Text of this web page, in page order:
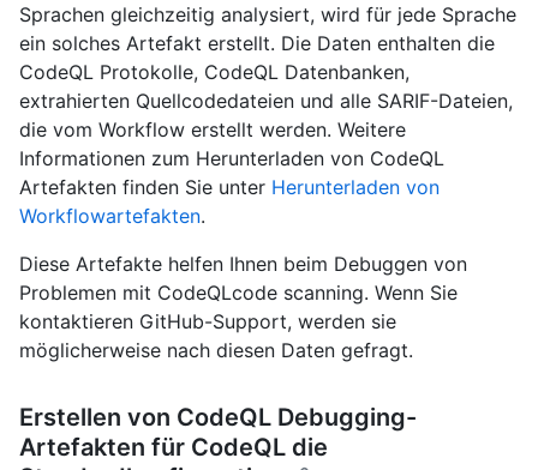
Sprachen gleichzeitig analysiert, wird für jede Sprache
ein solches Artefakt erstellt. Die Daten enthalten die
CodeQL Protokolle, CodeQL Datenbanken,
extrahierten Quellcodedateien und alle SARIF-Dateien,
die vom Workflow erstellt werden. Weitere
Informationen zum Herunterladen von CodeQL
Artefakten finden Sie unter Herunterladen von
Workflowartefakten.
Diese Artefakte helfen Ihnen beim Debuggen von
Problemen mit CodeQLcode scanning. Wenn Sie
kontaktieren GitHub-Support, werden sie
möglicherweise nach diesen Daten gefragt.
Erstellen von CodeQL Debugging-
Artefakten für CodeQL die